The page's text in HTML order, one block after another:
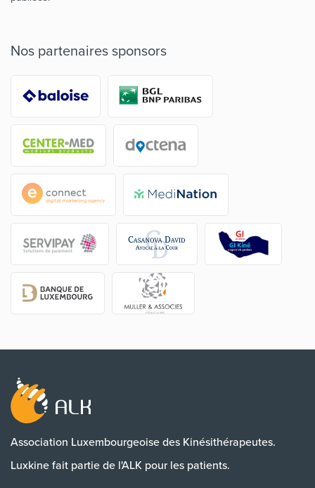
Nos partenaires sponsors
Association Luxembourgeoise des Kinésithérapeutes.
Luxkine fait partie de l'ALK pour les patients.